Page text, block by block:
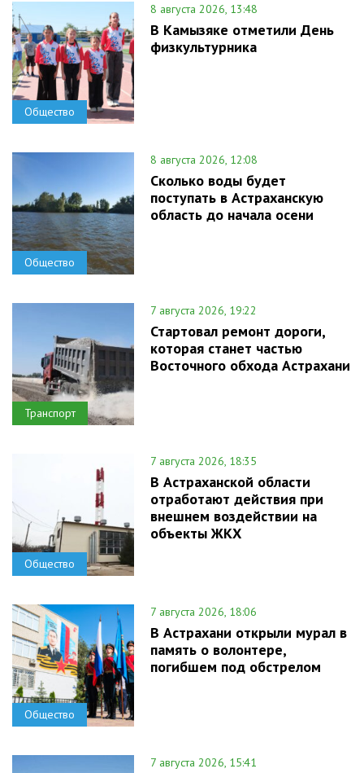
Общество
8 августа 2026, 13:48
В Камызяке отметили День
физкультурника
Общество
8 августа 2026, 12:08
Сколько воды будет
поступать в Астраханскую
область до начала осени
Транспорт
7 августа 2026, 19:22
Стартовал ремонт дороги,
которая станет частью
Восточного обхода Астрахани
Общество
7 августа 2026, 18:35
В Астраханской области
отработают действия при
внешнем воздействии на
объекты ЖКХ
Общество
7 августа 2026, 18:06
В Астрахани открыли мурал в
память о волонтере,
погибшем под обстрелом
7 августа 2026, 15:41